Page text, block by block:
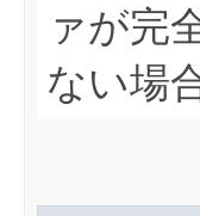
ァが完
ない場